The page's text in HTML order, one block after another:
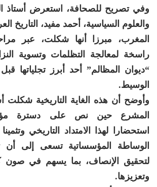
وفي تصريح للصحافة، استعرض أستاذ
والعلوم السياسية، أحمد مفيد، التاريخ
المغرب، مبرزا أنها شكلت، عبر
راسخة لمعالجة التظلمات وتسوية
“ديوان المظالم” أحد أبرز تجلياتها
الوسيط.
وأوضح أن هذه الغاية التاريخية شكلت
المشرع حين نص على دسترة
استحضارا لهذا الامتداد التاريخي
الوساطة المؤسساتية تسعى إلى أن
لتحقيق الإنصاف، بما يسهم في صون
وتعزيزها.